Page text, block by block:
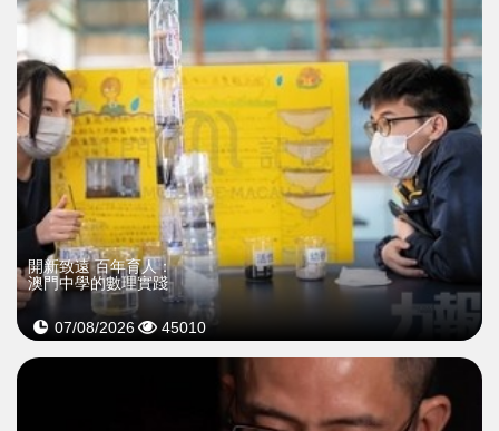
開新致遠 百年育人：
澳門中學的數理實踐
07/08/2026 45010